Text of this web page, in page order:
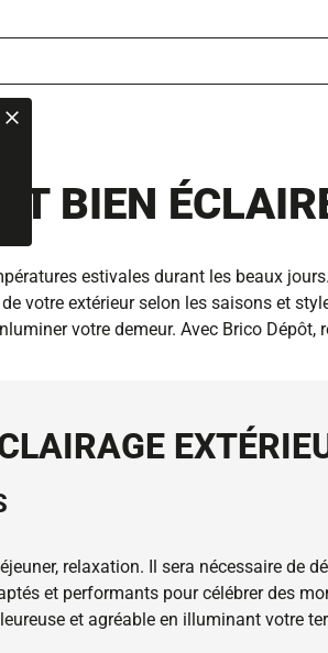
BIEN
estivales durant les beaux
votre extérieur selon les saisons et
votre demeur. Avec Brico
relaxation. Il sera nécessaire
et performants pour célébrer des
et agréable en illuminant votre